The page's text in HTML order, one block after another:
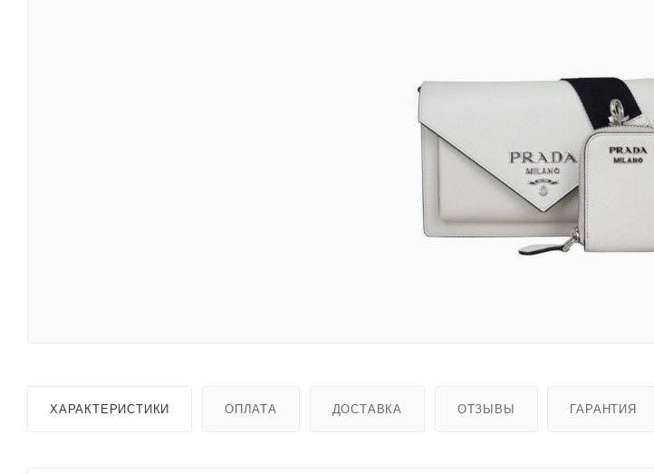
ХАРАКТЕРИСТИКИ ОПЛАТА ДОСТАВКА ОТЗЫВЫ ГАРАНТИЯ